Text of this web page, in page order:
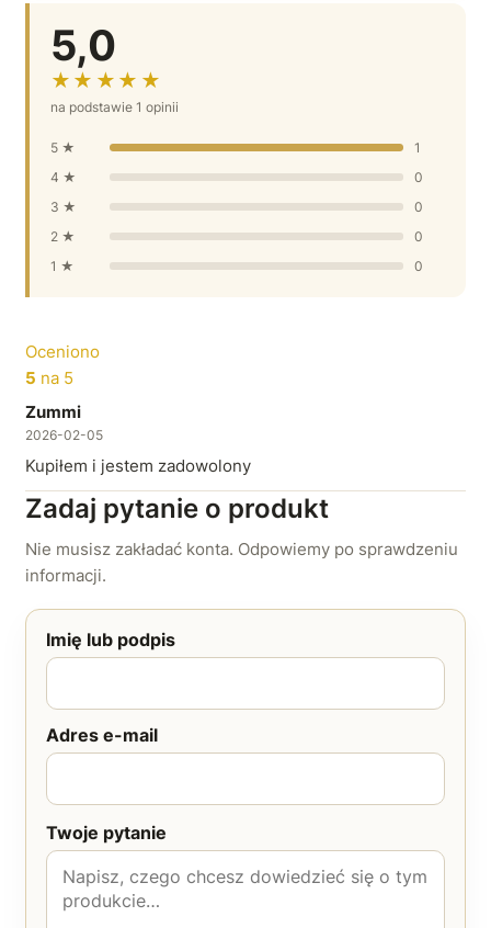
5,0
★★★★★
na podstawie 1 opinii
5 ★
1
4 ★
0
3 ★
0
2 ★
0
1 ★
0
Oceniono
5 na 5
Zummi
2026-02-05
Kupiłem i jestem zadowolony
Zadaj pytanie o produkt
Nie musisz zakładać konta. Odpowiemy po sprawdzeniu
informacji.
Imię lub podpis
Adres e-mail
Twoje pytanie